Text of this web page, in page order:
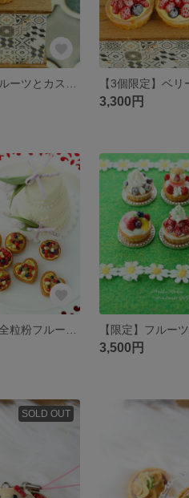
3,300円
3,500円
SOLD OUT